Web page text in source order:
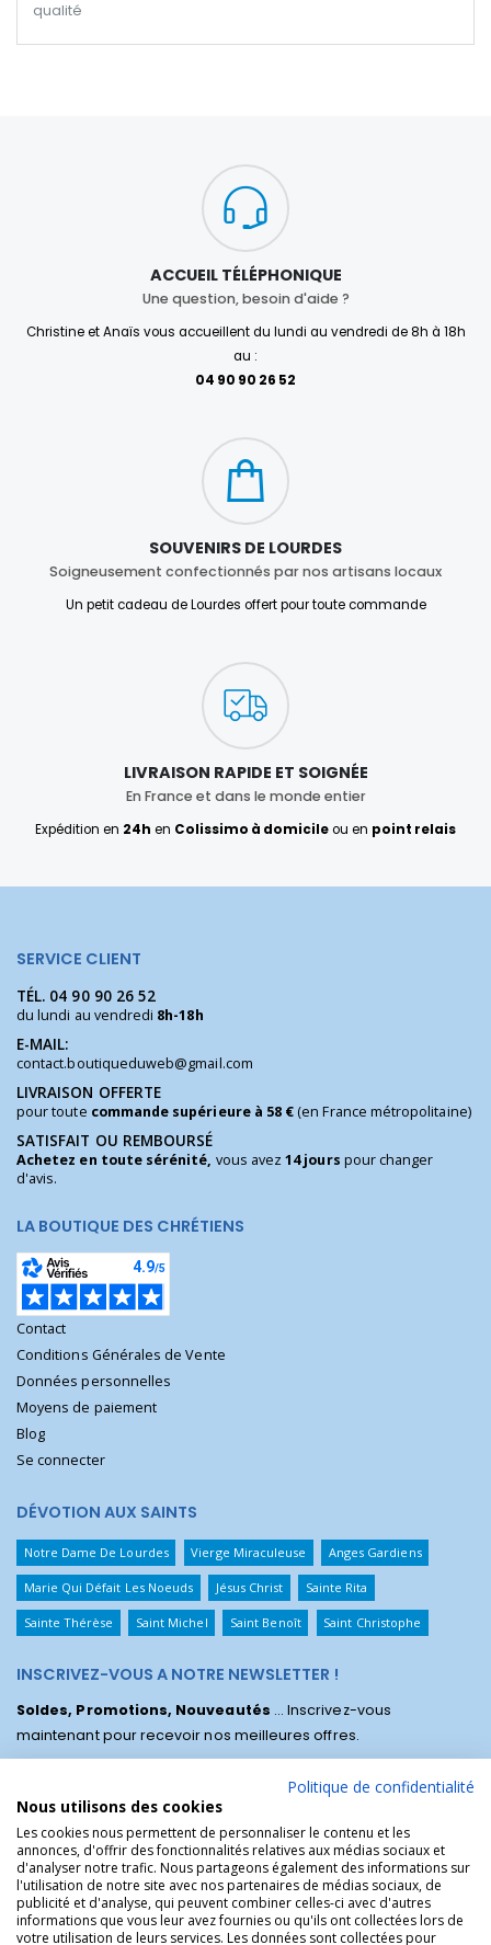
qualité
ACCUEIL TÉLÉPHONIQUE
Une question, besoin d'aide ?
Christine et Anaïs vous accueillent du lundi au vendredi de 8h à 18h
au :
04 90 90 26 52
SOUVENIRS DE LOURDES
Soigneusement confectionnés par nos artisans locaux
Un petit cadeau de Lourdes offert pour toute commande
LIVRAISON RAPIDE ET SOIGNÉE
En France et dans le monde entier
Expédition en 24h en Colissimo à domicileou en point relais
SERVICE CLIENT
TÉL. 04 90 90 26 52
du lundi au vendredi 8h-18h
E-MAIL:
contact.boutiqueduweb@gmail.com
LIVRAISON OFFERTE
pour toute commande supérieure à 58 €(en France métropolitaine)
SATISFAIT OU REMBOURSÉ
Achetez en toute sérénité, vous avez14 jours pour changer
d'avis.
LA BOUTIQUE DES CHRÉTIENS
Contact
Conditions Générales de Vente
Données personnelles
Moyens de paiement
Blog
Se connecter
DÉVOTION AUX SAINTS
Notre Dame De Lourdes Vierge Miraculeuse Anges Gardiens
Marie Qui Défait Les Noeuds Jésus Christ Sainte Rita
Sainte Thérèse Saint Michel Saint Benoît Saint Christophe
INSCRIVEZ-VOUS A NOTRE NEWSLETTER !
Soldes, Promotions, Nouveautés ... Inscrivez-vous
maintenant pour recevoir nos meilleures offres.
Politique de confidentialité
Nous utilisons des cookies
Les cookies nous permettent de personnaliser le contenu et les
annonces, d'offrir des fonctionnalités relatives aux médias sociaux et
d'analyser notre trafic. Nous partageons également des informations sur
l'utilisation de notre site avec nos partenaires de médias sociaux, de
publicité et d'analyse, qui peuvent combiner celles-ci avec d'autres
informations que vous leur avez fournies ou qu'ils ont collectées lors de
votre utilisation de leurs services. Les données sont collectées pour